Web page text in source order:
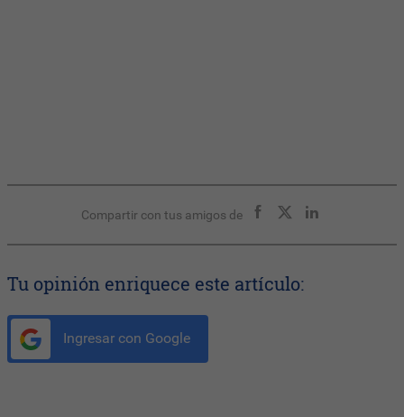
Compartir con tus amigos de
Tu opinión enriquece este artículo:
Ingresar con Google